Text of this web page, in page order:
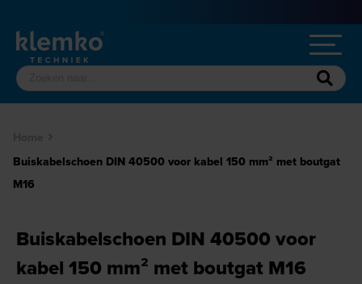
Buiskabelschoen DIN 40500 voor kabel 150 mm² met boutgat
M16
Buiskabelschoen DIN 40500 voor
kabel 150 mm² met boutgat M16